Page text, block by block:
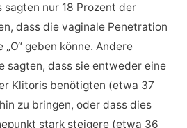
nur 18 Prozent der
dass die vaginale Penetration
geben könne. Andere
sagten, dass sie entweder eine
Klitoris benötigten (etwa 37
zu bringen, oder dass dies
stark steigere (etwa 36